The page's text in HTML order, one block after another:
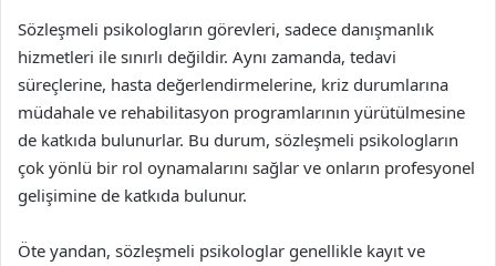
Sözleşmeli psikologların görevleri, sadece danışmanlık
hizmetleri ile sınırlı değildir. Aynı zamanda, tedavi
süreçlerine, hasta değerlendirmelerine, kriz durumlarına
müdahale ve rehabilitasyon programlarının yürütülmesine
de katkıda bulunurlar. Bu durum, sözleşmeli psikologların
çok yönlü bir rol oynamalarını sağlar ve onların profesyonel
gelişimine de katkıda bulunur.
Öte yandan, sözleşmeli psikologlar genellikle kayıt ve